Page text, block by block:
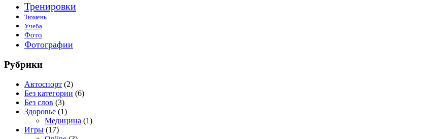
Тренировки
Тюмень
Учеба
Фото
Фотографии
Рубрики
Автоспорт (2)
Без категории (6)
Без слов (3)
Здоровье (1)
Медицина (1)
Игры (17)